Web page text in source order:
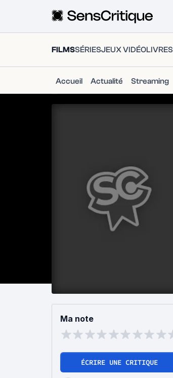
FILMSSÉRIESJEUX VIDÉOLIVRES
Accueil Actualité Streaming
Ma note
ÉCRIRE UNE CRITIQUE